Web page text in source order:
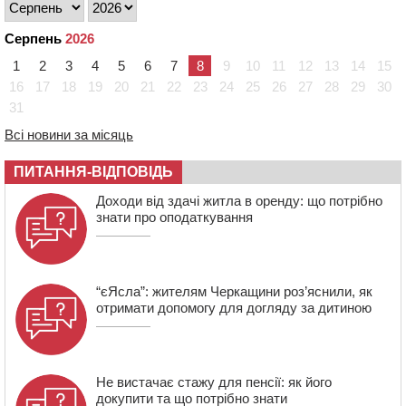
09:42 “Черкасиводоканал” пропонує підвищити
тарифи на воду та водовідведення з 2027 року
09:08
Встановити гойдалки, карусель і закупити іграшки: у
Черкасах просять покращити умови в дитсадку
08:22
сплатили на Черкащині
06 СЕРПНЯ 2026, ЧЕТВЕР
21:13
Вісім медалей, з яких чотири золоті: черкаські
спортсмени тріумфували на чемпіонаті України
Серпень 2026
1
2 3 4 5 6 7 8 9 10 11 12 13 14
15
16
17 18 19 20 21 22 23 24 25 26 27 28 29
30
31
Всі новини за місяць
ПИТАННЯ-ВІДПОВІДЬ
Доходи від здачі житла в оренду: що потрібно
знати про оподаткування
“єЯсла”: жителям Черкащини роз’яснили, як
отримати допомогу для догляду за дитиною
Не вистачає стажу для пенсії: як його
докупити та що потрібно знати